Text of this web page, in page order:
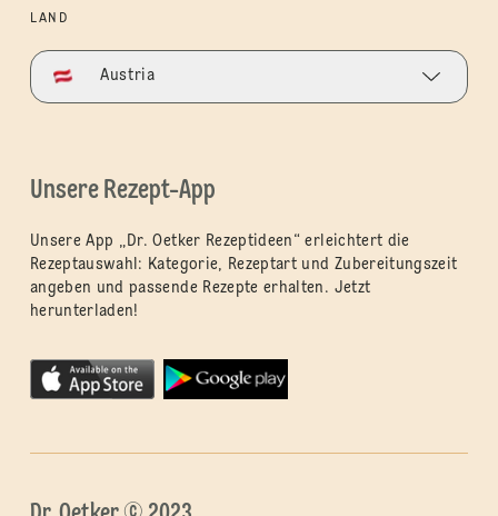
LAND
Austria
Unsere Rezept-App
Unsere App „Dr. Oetker Rezeptideen“ erleichtert die
Rezeptauswahl: Kategorie, Rezeptart und Zubereitungszeit
angeben und passende Rezepte erhalten. Jetzt
herunterladen!